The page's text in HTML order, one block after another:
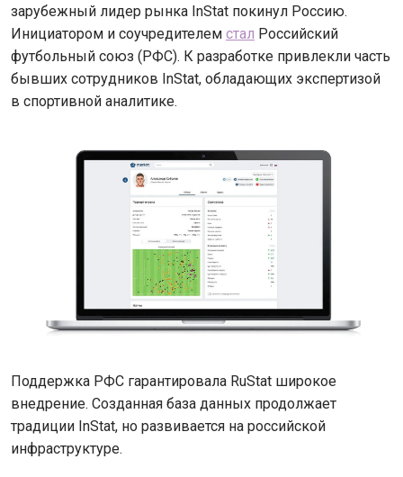
зарубежный лидер рынка InStat покинул Россию.
Инициатором и соучредителем стал Российский
футбольный союз (РФС). К разработке привлекли часть
бывших сотрудников InStat, обладающих экспертизой
в спортивной аналитике.
Поддержка РФС гарантировала RuStat широкое
внедрение. Созданная база данных продолжает
традиции InStat, но развивается на российской
инфраструктуре.